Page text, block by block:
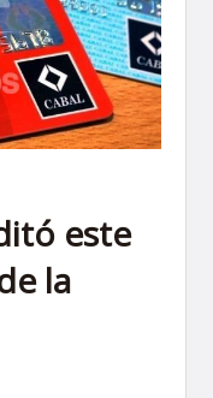
este
la